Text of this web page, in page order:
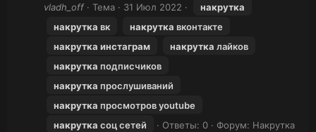
vladh_off
Тема 31 Июл 2022
накрутка
накрутка вк накрутка вконтакте
накрутка инстаграм накрутка лайков
накрутка подписчиков
накрутка прослушиваний
накрутка просмотров youtube
накрутка соц сетей Ответы: 0 Форум: Накрутка